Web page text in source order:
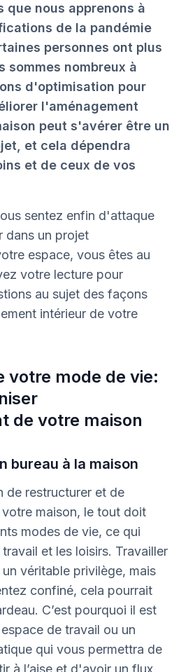
que nous apprenons à
de la pandémie
personnes ont plus
sommes nombreux à
d'optimisation pour
l'aménagement
peut s'avérer être un
et cela dépendra
et de ceux de vos
sentez enfin d'attaque
dans un projet
espace, vous êtes au
votre lecture pour
au sujet des façons
intérieur de votre
votre mode de vie:
de votre maison
bureau à la maison
de restructurer et de
maison, le tout doit
modes de vie, ce qui
et les loisirs. Travailler
véritable privilège, mais
confiné, cela pourrait
C’est pourquoi il est
de travail ou un
qui vous permettra de
à l’aise et d'avoir un flux